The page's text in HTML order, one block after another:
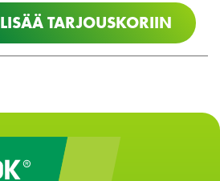
LISÄÄ TARJOUSKORIIN